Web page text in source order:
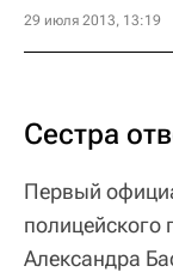
29 июля 2013, 13:19
Сестра
Первый
полицейского
Александра